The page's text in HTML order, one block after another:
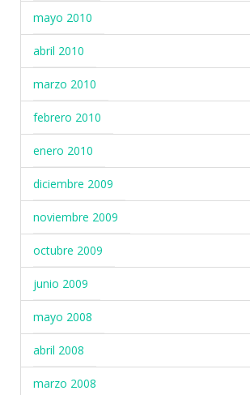
mayo 2010
abril 2010
marzo 2010
febrero 2010
enero 2010
diciembre 2009
noviembre 2009
octubre 2009
junio 2009
mayo 2008
abril 2008
marzo 2008